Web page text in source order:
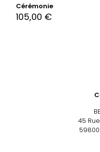
Cérémonie
105,00 €
45